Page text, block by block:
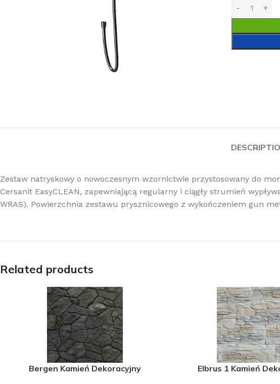
Zestaw natryskowy o nowoczesnym wzornictwie przystosowany do
Cersanit EasyCLEAN, zapewniającą regularny i ciągły strumień
WRAS). Powierzchnia zestawu prysznicowego z wykończeniem gun
Related products
Bergen Kamień Dekoracyjny Elbrus 1 Kamień